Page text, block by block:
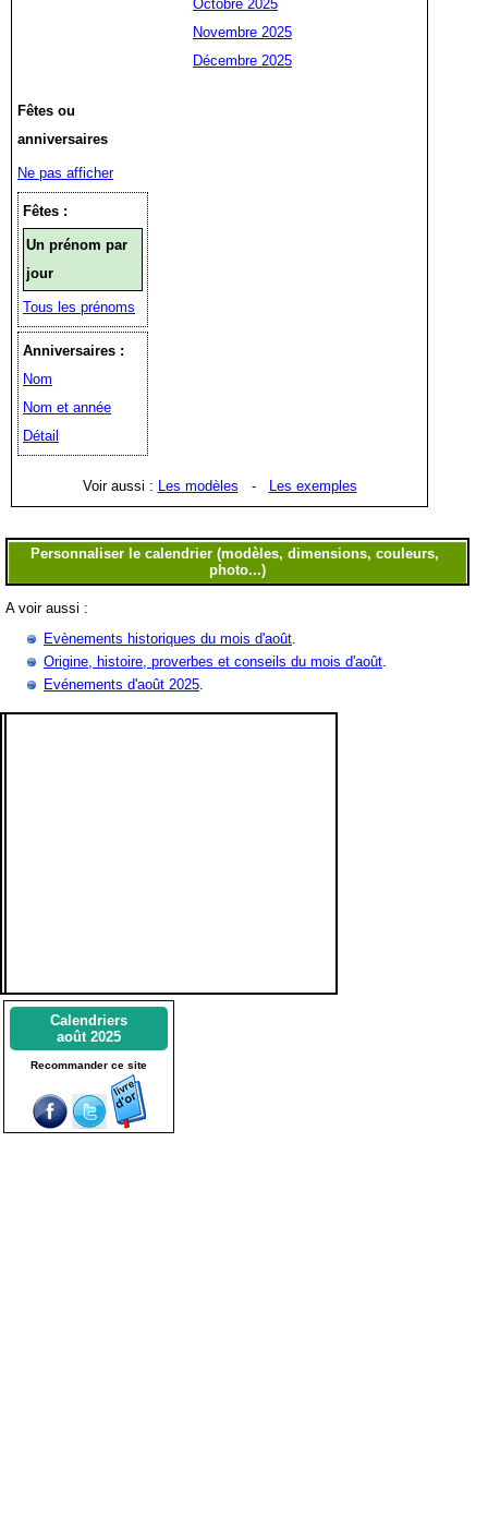
Octobre 2025
Novembre 2025
Décembre 2025
Fêtes ou
anniversaires
Ne pas afficher
Fêtes :
Un prénom par
jour
Tous les prénoms
Anniversaires :
Nom
Nom et année
Détail
Voir aussi : Les modèles - Les exemples
A voir aussi :
Evènements historiques du mois d'août.
Origine, histoire, proverbes et conseils du mois d'août.
Evénements d'août 2025.
Calendriers
août 2025
Recommander ce site